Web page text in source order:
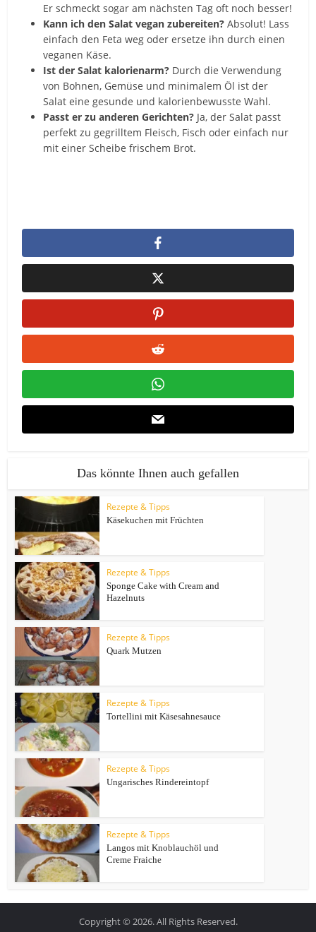
Er schmeckt sogar am nächsten Tag oft noch besser!
Kann ich den Salat vegan zubereiten? Absolut! Lass
einfach den Feta weg oder ersetze ihn durch einen
veganen Käse.
Ist der Salat kalorienarm? Durch die Verwendung
von Bohnen, Gemüse und minimalem Öl ist der
Salat eine gesunde und kalorienbewusste Wahl.
Passt er zu anderen Gerichten? Ja, der Salat passt
perfekt zu gegrilltem Fleisch, Fisch oder einfach nur
mit einer Scheibe frischem Brot.
Das könnte Ihnen auch gefallen
Rezepte & Tipps
Käsekuchen mit Früchten
Rezepte & Tipps
Sponge Cake with Cream and
Hazelnuts
Rezepte & Tipps
Quark Mutzen
Rezepte & Tipps
Tortellini mit Käsesahnesauce
Rezepte & Tipps
Ungarisches Rindereintopf
Rezepte & Tipps
Langos mit Knoblauchöl und
Creme Fraiche
Copyright © 2026. All Rights Reserved.